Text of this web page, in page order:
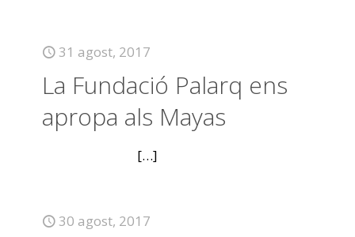
31 agost, 2017
La Fundació Palarq ens
apropa als Mayas
[…]
30 agost, 2017